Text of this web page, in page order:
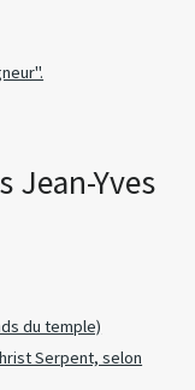
Jean-Yves
du temple)
Serpent, selon